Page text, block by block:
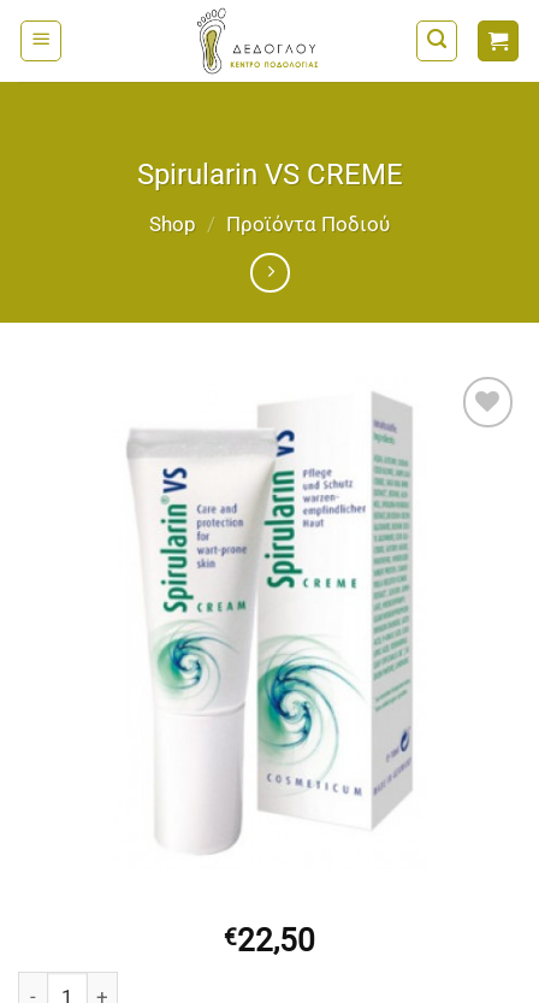
Μετάβαση
στο
περιεχόμενο
Spirularin VS CREME
Shop / Προϊόντα Ποδιού
€22,50
Spirularin VS CREME ποσότητα